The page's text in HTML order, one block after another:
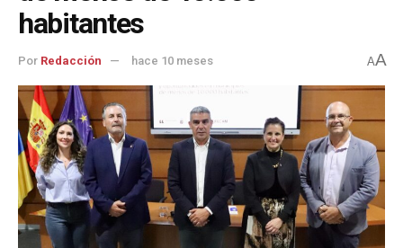
habitantes
Por Redacción hace 10 meses AA